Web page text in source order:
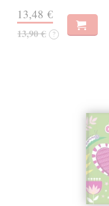
13,48 €
13,90 € ?